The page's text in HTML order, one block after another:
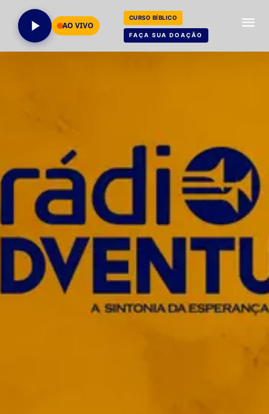
AO VIVO
CURSO BÍBLICO
FAÇA SUA DOAÇÃO